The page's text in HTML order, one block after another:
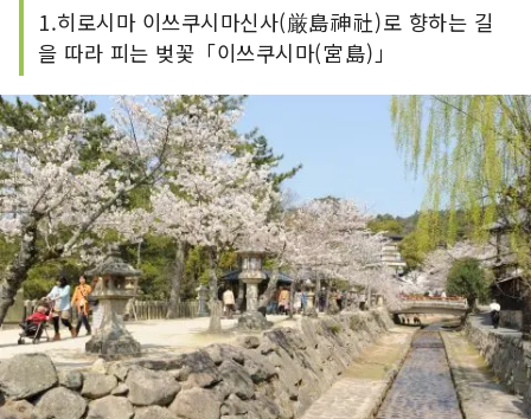
1.히로시마 이쓰쿠시마신사(厳島神社)로 향하는 길
을 따라 피는 벚꽃「이쓰쿠시마(宮島)」